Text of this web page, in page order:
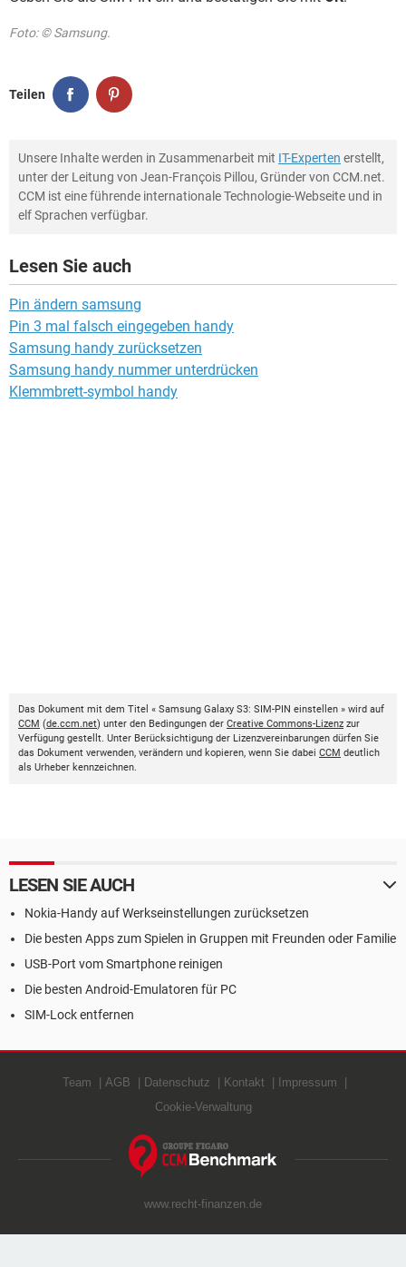
Foto: © Samsung.
Teilen
Unsere Inhalte werden in Zusammenarbeit mit IT-Experten erstellt,
unter der Leitung von Jean-François Pillou, Gründer von CCM.net.
CCM ist eine führende internationale Technologie-Webseite und in
elf Sprachen verfügbar.
Lesen Sie auch
Pin ändern samsung
Pin 3 mal falsch eingegeben handy
Samsung handy zurücksetzen
Samsung handy nummer unterdrücken
Klemmbrett-symbol handy
Das Dokument mit dem Titel « Samsung Galaxy S3: SIM-PIN einstellen » wird auf
CCM (de.ccm.net) unter den Bedingungen der Creative Commons-Lizenz zur
Verfügung gestellt. Unter Berücksichtigung der Lizenzvereinbarungen dürfen Sie
das Dokument verwenden, verändern und kopieren, wenn Sie dabei CCM deutlich
als Urheber kennzeichnen.
LESEN SIE AUCH
Nokia-Handy auf Werkseinstellungen zurücksetzen
Die besten Apps zum Spielen in Gruppen mit Freunden oder Familie
USB-Port vom Smartphone reinigen
Die besten Android-Emulatoren für PC
SIM-Lock entfernen
Team AGB Datenschutz Kontakt
Impressum
Cookie-Verwaltung
www.recht-finanzen.de